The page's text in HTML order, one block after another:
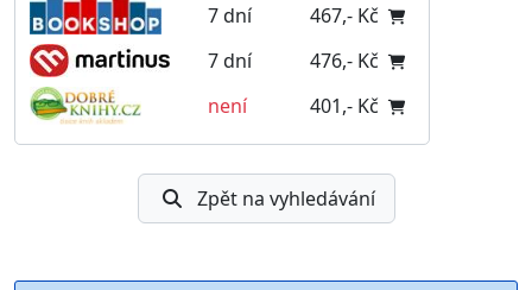
7 dní
467,- Kč
7 dní
476,- Kč
není
401,- Kč
Zpět na vyhledávání